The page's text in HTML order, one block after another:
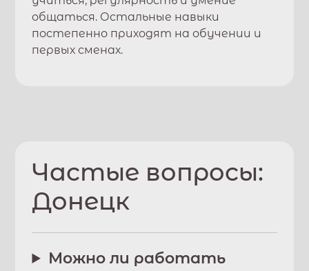
общаться. Остальные навыки
постепенно приходят на обучении и
первых сменах.
Частые вопросы:
Донецк
Можно ли работать